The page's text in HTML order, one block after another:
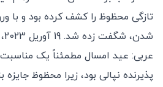
تازگی محظوظ را کشف کرده بود و با
عربی: عید امسال مطمئناً یک